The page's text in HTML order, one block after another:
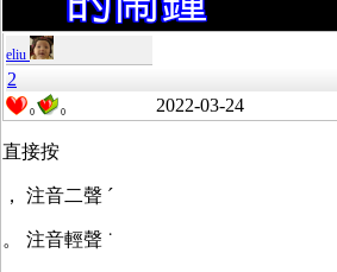
eliu
2
0 0 2022-03-24
直接按
， 注音二聲 ˊ
。 注音輕聲 ˙